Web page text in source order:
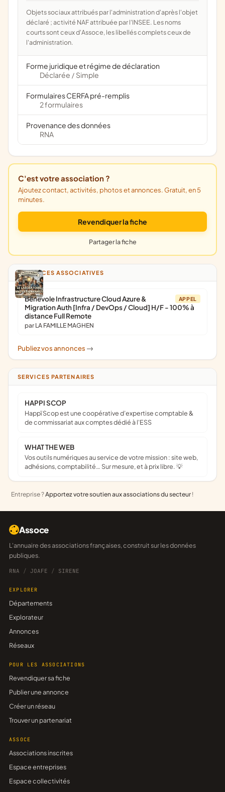
Objets sociaux attribués par l'administration d'après l'objet
déclaré ; activité NAF attribuée par l'INSEE. Les noms
courts sont ceux d'Assoce, les libellés complets ceux de
l'administration.
Forme juridique et régime de déclaration
Déclarée / Simple
Formulaires CERFA pré-remplis
2 formulaires
Provenance des données
RNA
C'est votre association ?
Ajoutez contact, activités, photos et annonces. Gratuit, en 5
minutes.
Revendiquer la fiche
Partager la fiche
ANNONCES ASSOCIATIVES
APPEL
Bénévole Infrastructure Cloud Azure &
Migration Auth [Infra / DevOps / Cloud] H/F - 100% à
distance Full Remote
par LA FAMILLE MAGHEN
Publiez vos annonces ->
SERVICES PARTENAIRES
HAPPI SCOP
Happï Scop est une coopérative d’expertise comptable &
de commissariat aux comptes dédié à l'ESS
WHAT THE WEB
Vos outils numériques au service de votre mission : site web,
adhésions, comptabilité… Sur mesure, et à prix libre. 💡
Entreprise ?Apportez votre soutien aux associations du secteur !
Assoce
L'annuaire des associations françaises, construit sur les données
publiques.
RNA / JOAFE / SIRENE
EXPLORER
Départements
Explorateur
Annonces
Réseaux
POUR LES ASSOCIATIONS
Revendiquer sa fiche
Publier une annonce
Créer un réseau
Trouver un partenariat
ASSOCE
Associations inscrites
Espace entreprises
Espace collectivités